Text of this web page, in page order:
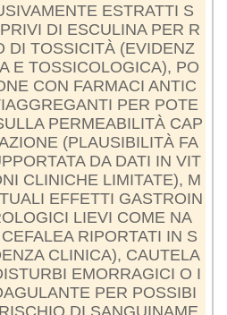
ESTRATTI S
DI ESCULINA PER R
DI TOSSICITÀ (EVIDENZ
E TOSSICOLOGICA), PO
CON FARMACI ANTIC
PER POTE
PERMEABILITÀ CAP
(PLAUSIBILITÀ FA
DA DATI IN VIT
CLINICHE LIMITATE), M
EFFETTI GASTROIN
LIEVI COME NA
RIPORTATI IN S
CLINICA), CAUTELA
EMORRAGICI O I
PER POSSIBI
DI SANGUINAME